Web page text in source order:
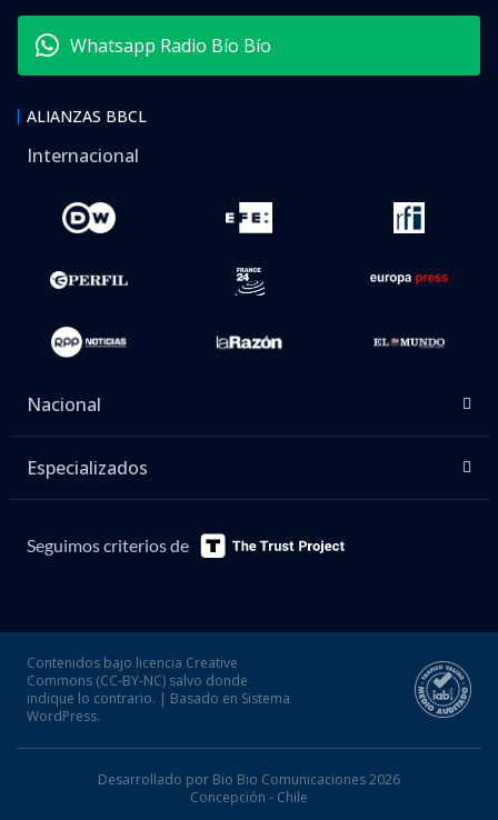
Whatsapp Radio Bío Bío
ALIANZAS BBCL
Internacional
Nacional
Especializados
Seguimos criterios de
Contenidos bajo licencia Creative
Commons (CC-BY-NC) salvo donde
indique lo contrario. | Basado en Sistema
WordPress.
Desarrollado por Bio Bio Comunicaciones 2026
Concepción - Chile